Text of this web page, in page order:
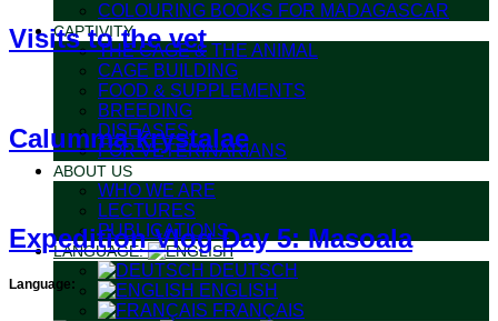
COLOURING BOOKS FOR MADAGASCAR
CAPTIVITY
THE CAGE & THE ANIMAL
CAGE BUILDING
FOOD & SUPPLEMENTS
BREEDING
DISEASES
FOR VETERINARIANS
ABOUT US
WHO WE ARE
LECTURES
PUBLICATIONS
LANGUAGE:
DEUTSCH
ENGLISH
FRANÇAIS
Visits to the vet
Calumma krystalae
Expedition Vlog Day 5: Masoala
Language: